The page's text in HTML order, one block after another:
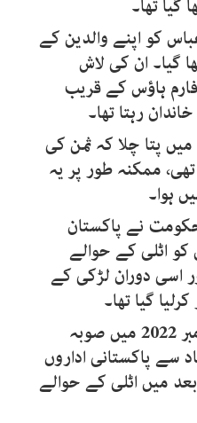
گیا تھا۔
کو اپنے والدین کے
گیا۔ ان کی لاش
فارم ہاؤس کے قریب
رہتا تھا۔
پتا چلا کہ ثمن کی
ممکنہ طور پر یہ
ہوا۔
نے پاکستان
اٹلی کے حوالے
اسی دوران لڑکی کے
گیا تھا۔
ثمن عباس کے والد کو نومبر 2022 میں صوبہ
سے پاکستانی اداروں
بعد میں اٹلی کے حوالے